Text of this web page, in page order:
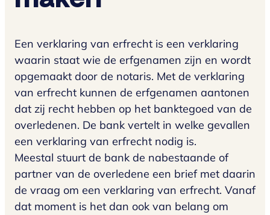
Een verklaring van erfrecht is een verklaring
waarin staat wie de erfgenamen zijn en wordt
opgemaakt door de notaris. Met de verklaring
van erfrecht kunnen de erfgenamen aantonen
dat zij recht hebben op het banktegoed van de
overledenen. De bank vertelt in welke gevallen
een verklaring van erfrecht nodig is.
Meestal stuurt de bank de nabestaande of
partner van de overledene een brief met daarin
de vraag om een verklaring van erfrecht. Vanaf
dat moment is het dan ook van belang om